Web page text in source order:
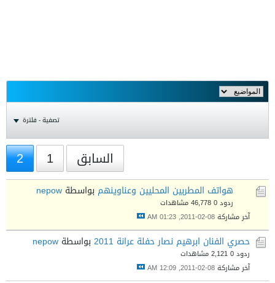
تصفية - فلترة
السابق 1
2
هواتف المطربين المحليين وعناوينهم بواسطة nepow
ردود 0
46,778 مشاهدات
آخر مشاركة08-02-2011, 01:23 AM
حصري الفنان ابرهيم نصار حفلة عرانة 2011 بواسطة nepow
ردود 0
2,121 مشاهدات
آخر مشاركة08-02-2011, 12:09 AM